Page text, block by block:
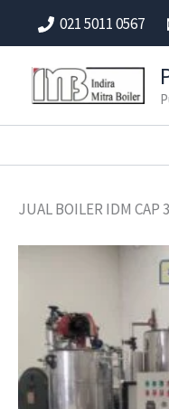
content
021 5011 0567
JUAL BOILER IDM CAP